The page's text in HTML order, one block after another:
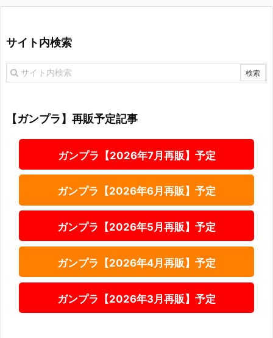
サイト内検索
【ガンプラ】再販予定記事
ガンプラ【2026年7月再販】予定
ガンプラ【2026年6月再販】予定
ガンプラ【2026年5月再販】予定
ガンプラ【2026年4月再販】予定
ガンプラ【2026年3月再販】予定